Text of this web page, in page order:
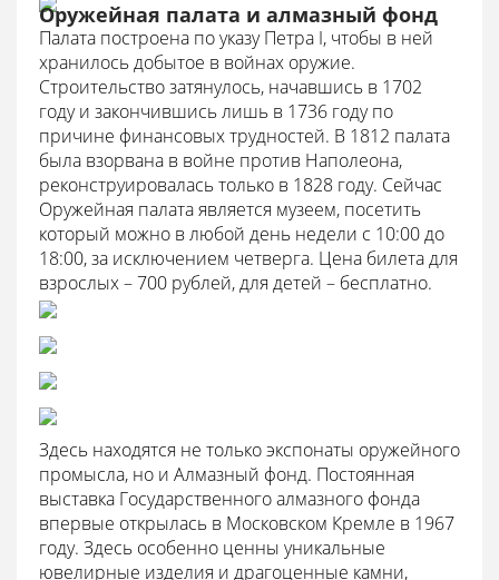
Оружейная палата и алмазный фонд
Палата построена по указу Петра I, чтобы в ней
хранилось добытое в войнах оружие.
Строительство затянулось, начавшись в 1702
году и закончившись лишь в 1736 году по
причине финансовых трудностей. В 1812 палата
была взорвана в войне против Наполеона,
реконструировалась только в 1828 году. Сейчас
Оружейная палата является музеем, посетить
который можно в любой день недели с 10:00 до
18:00, за исключением четверга. Цена билета для
взрослых – 700 рублей, для детей – бесплатно.
Здесь находятся не только экспонаты оружейного
промысла, но и Алмазный фонд. Постоянная
выставка Государственного алмазного фонда
впервые открылась в Московском Кремле в 1967
году. Здесь особенно ценны уникальные
ювелирные изделия и драгоценные камни,